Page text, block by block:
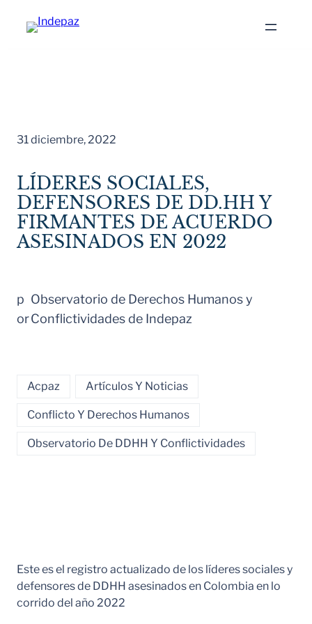
31 diciembre, 2022
LÍDERES SOCIALES,
DEFENSORES DE DD.HH Y
FIRMANTES DE ACUERDO
ASESINADOS EN 2022
p
or
Observatorio de Derechos Humanos y
Conflictividades de Indepaz
Acpaz Artículos Y Noticias
Conflicto Y Derechos Humanos
Observatorio De DDHH Y Conflictividades
Este es el registro actualizado de los líderes sociales y
defensores de DDHH asesinados en Colombia en lo
corrido del año 2022